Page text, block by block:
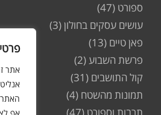
האתר
ספורט (47)
עושים עסקים בחולון(3)
פאן טיים (13)
פרשת השבוע(2)
קול התושבים (31)
תמונות מהשטח (4)